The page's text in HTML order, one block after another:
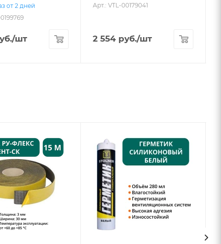
от 2 дней
/шт
Арт.: VTL-00179041
2 554 руб./шт